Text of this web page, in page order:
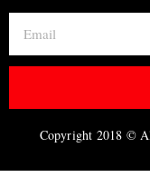
Copyright 2018 ©